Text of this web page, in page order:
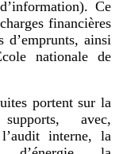
Ce
financières
d’emprunts, ainsi
nationale de
portent sur la
avec,
interne, la